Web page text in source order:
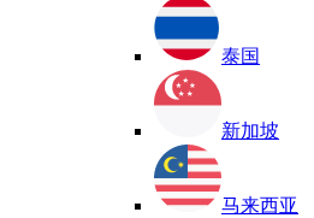
泰国
新加坡
马来西亚